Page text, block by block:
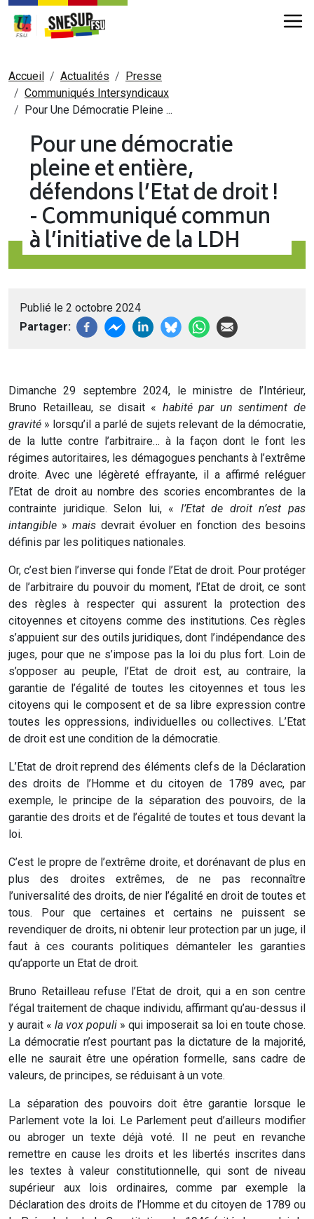
Aller au contenu principal
Fil d'Ariane
Accueil Actualités
Presse
Communiqués Intersyndicaux
Pour Une Démocratie Pleine ...
Pour une démocratie
pleine et entière,
défendons l’Etat de droit !
- Communiqué commun
à l’initiative de la LDH
Publié le 2 octobre 2024
Partager
Dimanche 29 septembre 2024, le ministre de l’Intérieur,
Bruno Retailleau, se disait « habité par un sentiment de
gravité » lorsqu’il a parlé de sujets relevant de la démocratie,
de la lutte contre l’arbitraire… à la façon dont le font les
régimes autoritaires, les démagogues penchants à l’extrême
droite. Avec une légèreté effrayante, il a affirmé reléguer
l’Etat de droit au nombre des scories encombrantes de la
contrainte juridique. Selon lui, « l’Etat de droit n’est pas
intangible » mais devrait évoluer en fonction des besoins
définis par les politiques nationales.
Or, c’est bien l’inverse qui fonde l’Etat de droit. Pour protéger
de l’arbitraire du pouvoir du moment, l’Etat de droit, ce sont
des règles à respecter qui assurent la protection des
citoyennes et citoyens comme des institutions. Ces règles
s’appuient sur des outils juridiques, dont l’indépendance des
juges, pour que ne s’impose pas la loi du plus fort. Loin de
s’opposer au peuple, l’Etat de droit est, au contraire, la
garantie de l’égalité de toutes les citoyennes et tous les
citoyens qui le composent et de sa libre expression contre
toutes les oppressions, individuelles ou collectives. L’Etat
de droit est une condition de la démocratie.
L’Etat de droit reprend des éléments clefs de la Déclaration
des droits de l’Homme et du citoyen de 1789 avec, par
exemple, le principe de la séparation des pouvoirs, de la
garantie des droits et de l’égalité de toutes et tous devant la
loi.
C’est le propre de l’extrême droite, et dorénavant de plus en
plus des droites extrêmes, de ne pas reconnaître
l’universalité des droits, de nier l’égalité en droit de toutes et
tous. Pour que certaines et certains ne puissent se
revendiquer de droits, ni obtenir leur protection par un juge, il
faut à ces courants politiques démanteler les garanties
qu’apporte un Etat de droit.
Bruno Retailleau refuse l’Etat de droit, qui a en son centre
l’égal traitement de chaque individu, affirmant qu’au-dessus il
y aurait « la vox populi » qui imposerait sa loi en toute chose.
La démocratie n’est pourtant pas la dictature de la majorité,
elle ne saurait être une opération formelle, sans cadre de
valeurs, de principes, se réduisant à un vote.
La séparation des pouvoirs doit être garantie lorsque le
Parlement vote la loi. Le Parlement peut d’ailleurs modifier
ou abroger un texte déjà voté. Il ne peut en revanche
remettre en cause les droits et les libertés inscrites dans
les textes à valeur constitutionnelle, qui sont de niveau
supérieur aux lois ordinaires, comme par exemple la
Déclaration des droits de l’Homme et du citoyen de 1789 ou